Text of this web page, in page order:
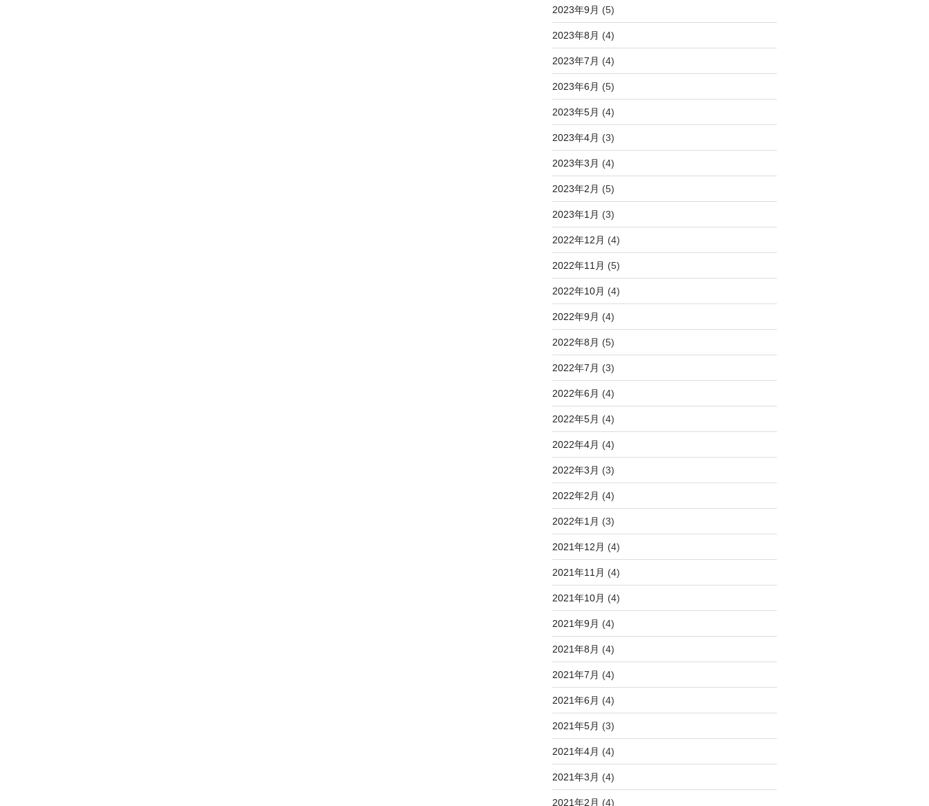
2023年9月 (5)
2023年8月 (4)
2023年7月 (4)
2023年6月 (5)
2023年5月 (4)
2023年4月 (3)
2023年3月 (4)
2023年2月 (5)
2023年1月 (3)
2022年12月 (4)
2022年11月 (5)
2022年10月 (4)
2022年9月 (4)
2022年8月 (5)
2022年7月 (3)
2022年6月 (4)
2022年5月 (4)
2022年4月 (4)
2022年3月 (3)
2022年2月 (4)
2022年1月 (3)
2021年12月 (4)
2021年11月 (4)
2021年10月 (4)
2021年9月 (4)
2021年8月 (4)
2021年7月 (4)
2021年6月 (4)
2021年5月 (3)
2021年4月 (4)
2021年3月 (4)
2021年2月 (4)